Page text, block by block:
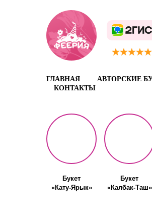
ГЛАВНАЯ АВТОРСКИЕ
КОНТАКТЫ
Букет
«Кату-Ярык»
Букет
«Калбак-Таш»